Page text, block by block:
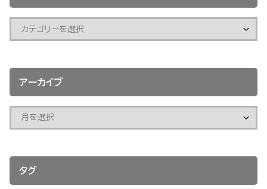
アーカイブ
タグ